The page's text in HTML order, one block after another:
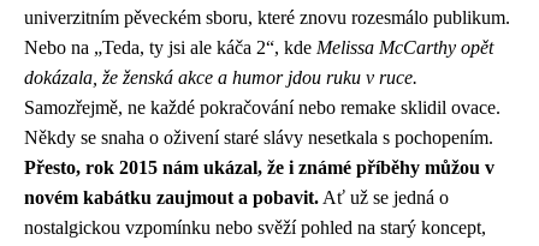
univerzitním pěveckém sboru, které znovu rozesmálo publikum.
Nebo na „Teda, ty jsi ale káča 2“, kde Melissa McCarthy opět
dokázala, že ženská akce a humor jdou ruku v ruce.
Samozřejmě, ne každé pokračování nebo remake sklidil ovace.
Někdy se snaha o oživení staré slávy nesetkala s pochopením.
Přesto, rok 2015 nám ukázal, že i známé příběhy můžou v
novém kabátku zaujmout a pobavit. Ať už se jedná o
nostalgickou vzpomínku nebo svěží pohled na starý koncept,